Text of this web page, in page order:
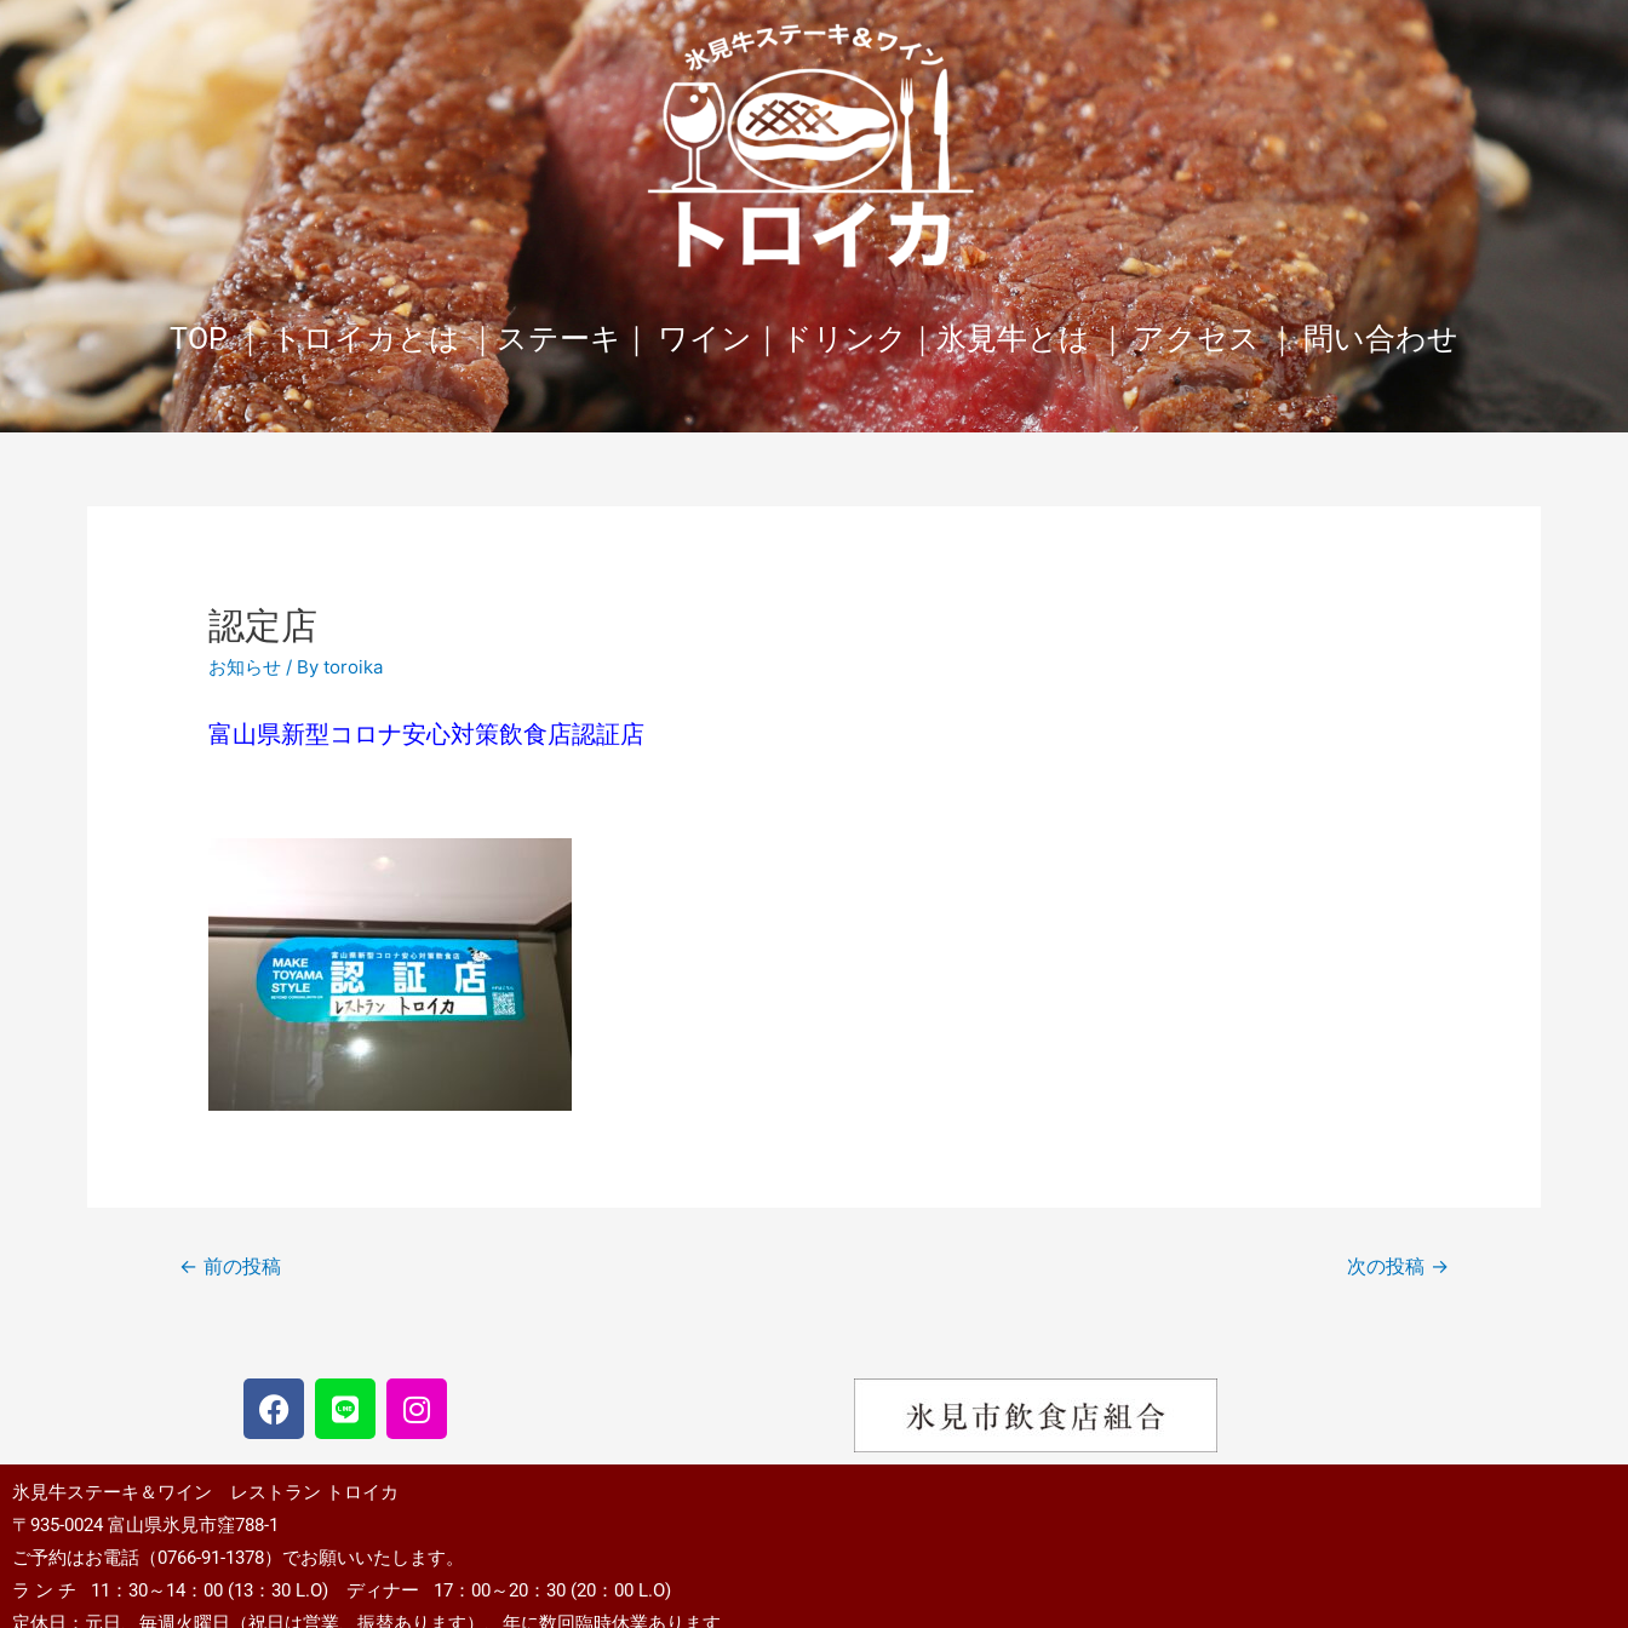
TOP｜トロイカとは｜ステーキ ｜ ワイン ｜ ドリンク ｜氷見牛とは｜アクセス｜問い合わせ
認定店
お知らせ / Bytoroika
富山県新型コロナ安心対策飲食店認証店
← 前の投稿 次の投稿 →
氷見牛ステーキ＆ワイン レストラン トロイカ
〒935-0024 富山県氷見市窪788-1
ご予約はお電話（0766-91-1378）でお願いいたします。
ラ ン チ 11：30～14：00 (13：30 L.O) ディナー 17：00～20：30 (20：00 L.O)
定休日：元日、毎週火曜日（祝日は営業、振替あります）、年に数回臨時休業あります